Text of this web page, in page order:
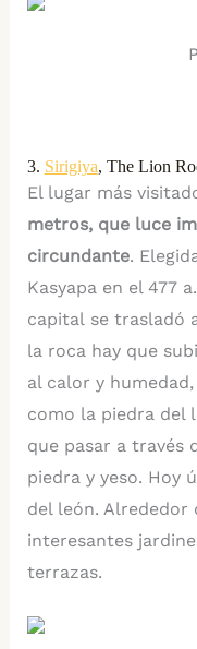
3. Sirigiya, The Lion
El lugar más
metros, que luce
circundante.
Kasyapa en el 477
capital se trasladó
la roca hay que
al calor y
como la piedra del
que pasar a través
piedra y yeso. Hoy
del león. Alrededor
interesantes
terrazas.